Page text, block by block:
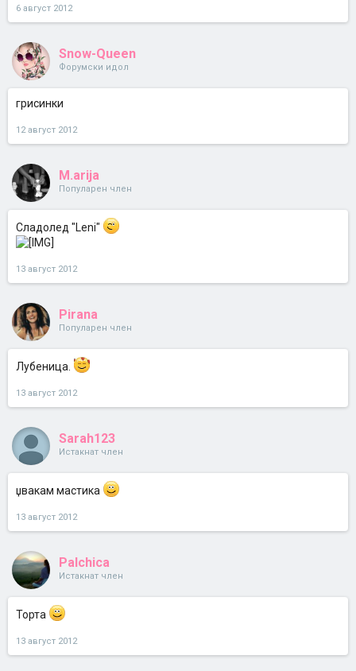
6 август 2012
Snow-Queen
Форумски идол
грисинки
12 август 2012
M.arija
Популарен член
Сладолед "Leni"
13 август 2012
Pirana
Популарен член
Лубеница.
13 август 2012
Sarah123
Истакнат член
џвакам мастика
13 август 2012
Palchica
Истакнат член
Торта
13 август 2012